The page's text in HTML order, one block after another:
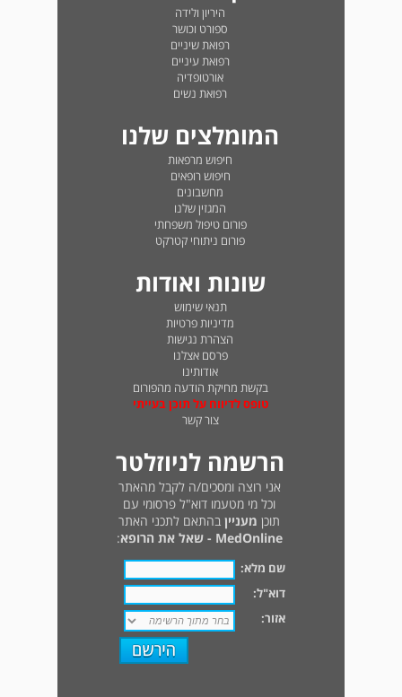
היריון ולידה
ספורט וכושר
רפואת שיניים
רפואת עיניים
אורטופדיה
רפואת נשים
המומלצים שלנו
חיפוש מרפאות
חיפוש רופאים
מחשבונים
המגזין שלנו
פורום טיפול משפחתי
פורום ניתוחי קטרקט
שונות ואודות
תנאי שימוש
מדיניות פרטיות
הצהרת נגישות
פרסם אצלנו
אודותינו
בקשת מחיקת הודעה מהפורום
טופס לדיווח על תוכן בעייתי
צור קשר
הרשמה לניוזלטר
אני רוצה ומסכים/ה לקבל מהאתר
וכל מי מטעמו דוא"ל פרסומי עם
תוכן מעניין בהתאם לתכני האתר
MedOnline - שאל את הרופא
:
שם מלא:
דוא"ל:
אזור: